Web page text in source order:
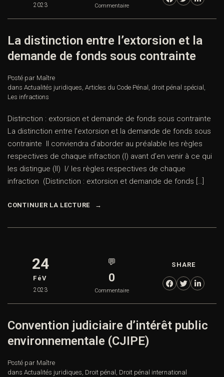
2023 Commentaire
La distinction entre l’extorsion et la
demande de fonds sous contrainte
Posté par Maître
dans Actualités juridiques, Articles du Code Pénal , droit pénal spécial ,
Les infractions
Distinction : extorsion et demande de fonds sous contrainte
La distinction entre l’extorsion et la demande de fonds sous
contrainte Il conviendra d’aborder au préalable les règles
respectives de chaque infraction (I) avant d’en venir à ce qui
les distingue (II) I/ les règles respectives de chaque
infraction (Distinction : extorsion et demande de fonds […]
CONTINUER LA LECTURE
24
FéV
2023
💬
0
Commentaire
SHARE
Convention judiciaire d’intérêt public
environnementale (CJIPE)
Posté par Maître
dans Actualités juridiques, Droit pénal , Droit pénal international